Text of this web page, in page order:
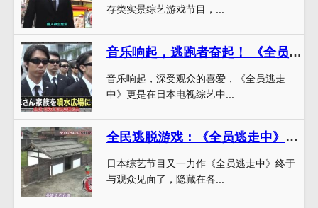
存类实景综艺游戏节目，...
音乐响起，逃跑者奋起！ 《全员逃走中》日本的抢救自我
音乐响起，深受观众的喜爱，《全员逃走
中》更是在日本电视综艺中...
全民逃脱游戏：《全员逃走中》第一季精彩瞬间
日本综艺节目又一力作《全员逃走中》终于
与观众见面了，隐藏在各...